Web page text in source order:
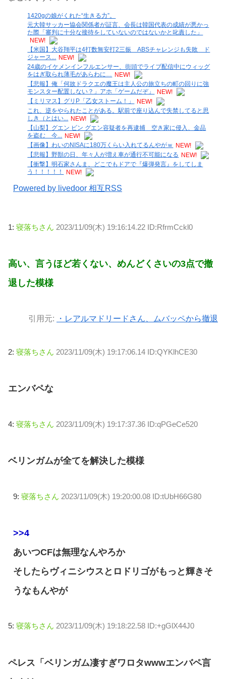
1420gの娘がくれた“生きる力”。
元大韓サッカー協会関係者が証言、会長は韓国代表の成績が悪かっ
た際「審判に十分な接待をしていないのではないかと叱責した」
NEW!
【米国】大谷翔平は4打数無安打2三振 ABSチャレンジも失敗 ド
ジャース... NEW!
24歳のイケメンインフルエンサー、街頭でライブ配信中にウィッグ
をはぎ取られ薄毛があらわに… NEW!
【悲報】俺「何故ドラクエの魔王は主人公の旅立ちの町の回りに強
モンスター配置しない？」アホ「ゲームだぞ」
NEW!
【ミリマス】グリP「乙女ストーム！」
NEW!
これ、逆をやられたことがある。駅前で座り込んで失禁してると思
しき（とはい... NEW!
【山梨】グエン ビン グエン容疑者を再逮捕 空き家に侵入、金品
を盗む 今... NEW!
【画像】わいのNISAに180万くらい入れてるんやがｗ NEW!
【悲報】野獣の日、年々人が増え車が通行不可能になる NEW!
【衝撃】明石家さんま、どこでもドアで『爆弾発言』をしてしま
う！！！！！
NEW!
Powered by livedoor 相互RSS
1: 寝落ちさん 2023/11/09(木) 19:16:14.22 ID:RfrmCckl0
高い、言うほど若くない、めんどくさいの3点で撤
退した模様
引用元: ・レアルマドリードさん、ムバッペから撤退
2: 寝落ちさん 2023/11/09(木) 19:17:06.14 ID:QYKlhCE30
エンバペな
4: 寝落ちさん 2023/11/09(木) 19:17:37.36 ID:qPGeCe520
ベリンガムが全てを解決した模様
9: 寝落ちさん 2023/11/09(木) 19:20:00.08 ID:tUbH66G80
>>4
あいつCFは無理なんやろか
そしたらヴィニシウスとロドリゴがもっと輝きそ
うなもんやが
5: 寝落ちさん 2023/11/09(木) 19:18:22.58 ID:+gGlX44J0
ペレス「ベリンガム凄すぎワロタwwwエンバペ言